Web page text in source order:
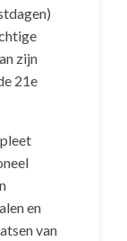
zijn
21e
en
van